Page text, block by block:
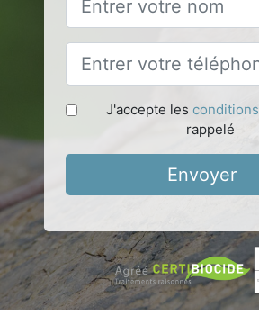
J'accepte les conditions
rappelé
Envoyer